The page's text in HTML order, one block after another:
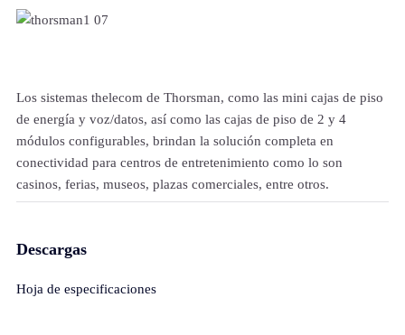
Los sistemas thelecom de Thorsman, como las mini cajas de piso
de energía y voz/datos, así como las cajas de piso de 2 y 4
módulos configurables, brindan la solución completa en
conectividad para centros de entretenimiento como lo son
casinos, ferias, museos, plazas comerciales, entre otros.
Descargas
Hoja de especificaciones